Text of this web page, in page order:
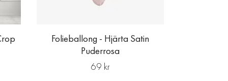
Folieballong - Hjärta Satin
Puderrosa
69 kr